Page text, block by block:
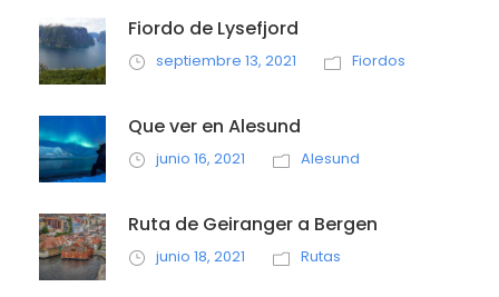
Fiordo de Lysefjord
septiembre 13, 2021 Fiordos
Que ver en Alesund
junio 16, 2021 Alesund
Ruta de Geiranger a Bergen
junio 18, 2021 Rutas